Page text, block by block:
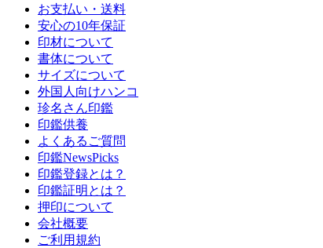
お支払い・送料
安心の10年保証
印材について
書体について
サイズについて
外国人向けハンコ
珍名さん印鑑
印鑑供養
よくあるご質問
印鑑NewsPicks
印鑑登録とは？
印鑑証明とは？
押印について
会社概要
ご利用規約